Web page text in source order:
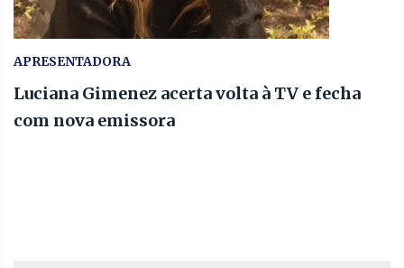
APRESENTADORA
Luciana Gimenez acerta volta à TV e fecha
com nova emissora